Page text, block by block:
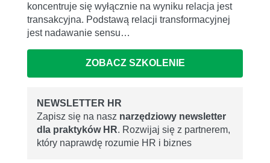
koncentruje się wyłącznie na wyniku relacja jest
transakcyjna. Podstawą relacji transformacyjnej
jest nadawanie sensu…
ZOBACZ SZKOLENIE
NEWSLETTER HR
Zapisz się na nasz narzędziowy newsletter
dla praktyków HR. Rozwijaj się z partnerem,
który naprawdę rozumie HR i biznes